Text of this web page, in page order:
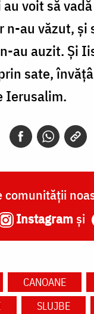
voit să
n-au văzut, şi
au auzit. Şi
sate,
Ierusalim.
comunității
Instagram și
CANOANE
SLUJBE